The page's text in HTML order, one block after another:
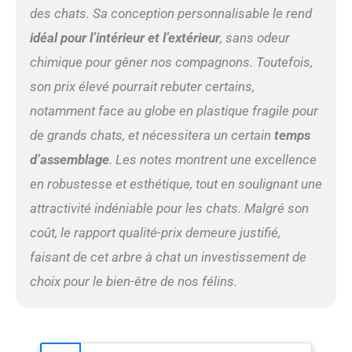
La tour pour chats pèse
d’un diamètre de 12 cm, les
poteaux en sisal épais sont
+ vaisseaux spatiaux +
hamac + meubles pour
chats de surveillance, 5
accessoires combinés dans
un bel arbre à chat moderne
L'arbre à chat ne nécessite
pas de trous dans le mur
(basé sur la barre de
support supérieure). Facile
à installer Des instructions
détaillées d’installation sont
intégrées dans le produit.
résoudrons pour vous dès
des chats. Sa conception personnalisable le rend
idéal pour l’intérieur et l’extérieur, sans odeur
chimique pour gêner nos compagnons. Toutefois,
son prix élevé pourrait rebuter certains,
notamment face au globe en plastique fragile pour
de grands chats, et nécessitera un certain temps
d’assemblage. Les notes montrent une excellence
en robustesse et esthétique, tout en soulignant une
attractivité indéniable pour les chats. Malgré son
coût, le rapport qualité-prix demeure justifié,
faisant de cet arbre à chat un investissement de
choix pour le bien-être de nos félins.